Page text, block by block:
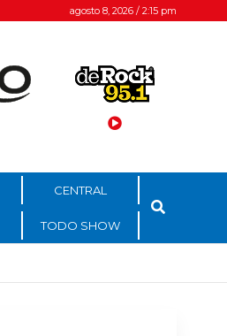
agosto 8, 2026 / 2:15 pm
CENTRAL
TODO SHOW